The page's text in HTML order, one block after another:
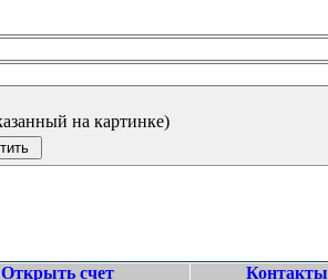
на картинке)
Открыть счет Контакты